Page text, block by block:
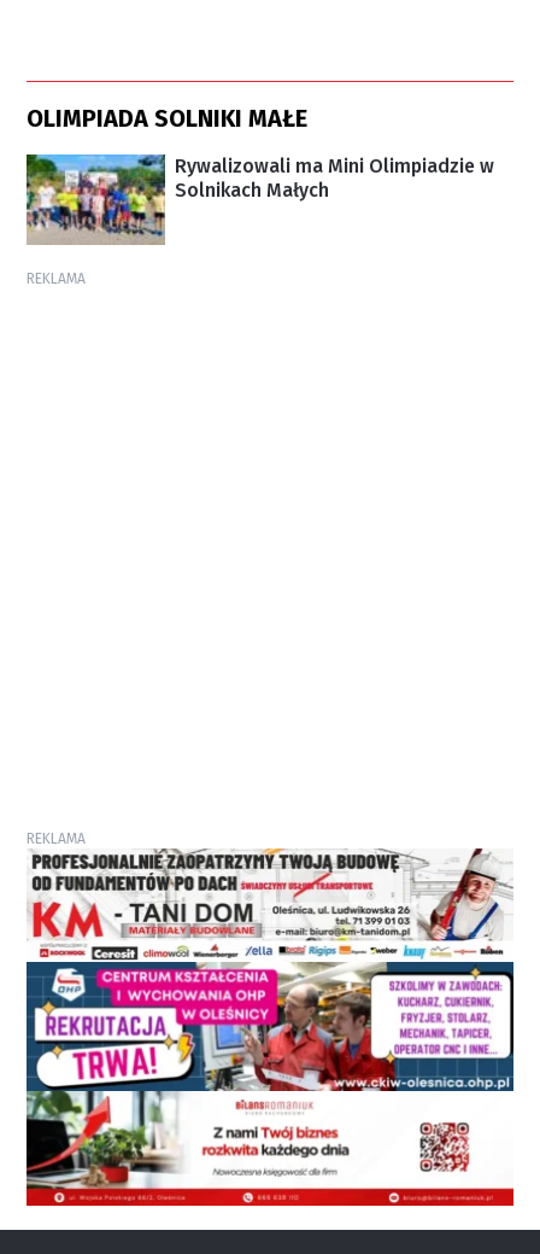
OLIMPIADA SOLNIKI MAŁE
Rywalizowali ma Mini Olimpiadzie w
Solnikach Małych
REKLAMA
REKLAMA